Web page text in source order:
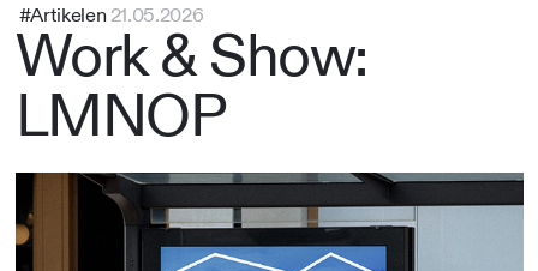
#Artikelen 21.05.2026
Work & Show:
LMNOP